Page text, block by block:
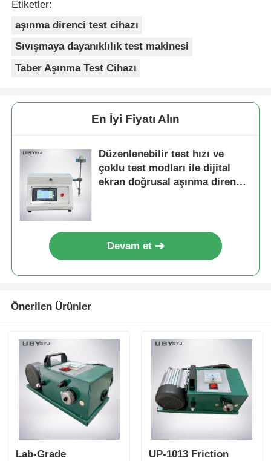
Etiketler:
aşınma direnci test cihazı
Sıvışmaya dayanıklılık test makinesi
Taber Aşınma Test Cihazı
En İyi Fiyatı Alın
Düzenlenebilir test hızı ve
çoklu test modları ile dijital
ekran doğrusal aşınma direnci
Devam et
Önerilen Ürünler
Lab-Grade
UP-1013 Friction